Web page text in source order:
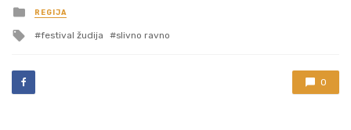
Posted
in
REGIJA
Tagged
festival žudija slivno ravno
0